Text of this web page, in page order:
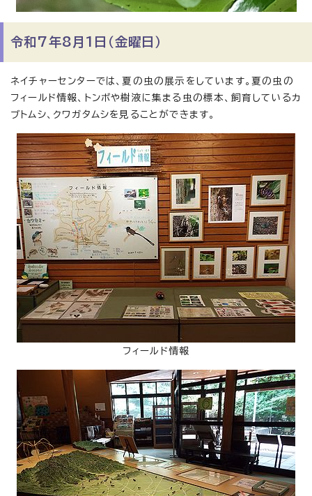
令和7年8月1日（金曜日）
ネイチャーセンターでは、夏の虫の展示をしています。夏の虫の
フィールド情報、トンボや樹液に集まる虫の標本、飼育しているカ
ブトムシ、クワガタムシを見ることができます。
フィールド情報